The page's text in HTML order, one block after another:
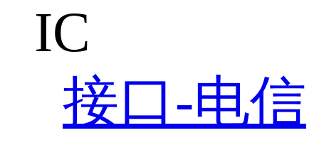
IC
接口-电信